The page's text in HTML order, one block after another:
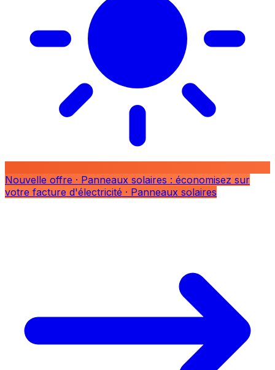
Nouvelle offre · Panneaux solaires : économisez sur
votre facture d'électricité · Panneaux solaires